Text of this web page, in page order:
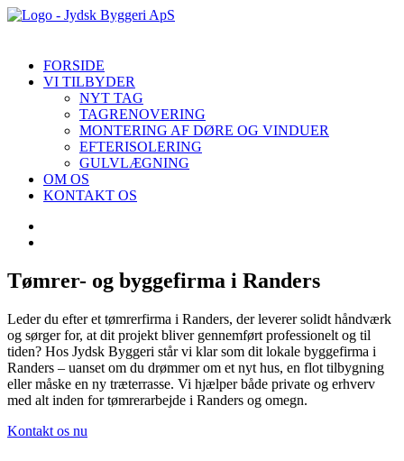
FORSIDE
VI TILBYDER
NYT TAG
TAGRENOVERING
MONTERING AF DØRE OG VINDUER
EFTERISOLERING
GULVLÆGNING
OM OS
KONTAKT OS
Tømrer- og byggefirma i Randers
Leder du efter et tømrerfirma i Randers, der leverer solidt håndværk
og sørger for, at dit projekt bliver gennemført professionelt og til
tiden? Hos Jydsk Byggeri står vi klar som dit lokale byggefirma i
Randers – uanset om du drømmer om et nyt hus, en flot tilbygning
eller måske en ny træterrasse. Vi hjælper både private og erhverv
med alt inden for tømrerarbejde i Randers og omegn.
Kontakt os nu